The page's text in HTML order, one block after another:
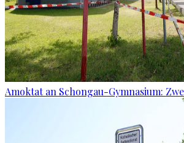
Amoktat an Schongau-Gymnasium: